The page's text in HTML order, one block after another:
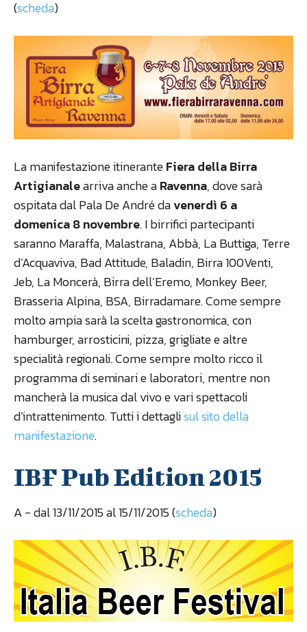
(scheda)
La manifestazione itineranteFiera della Birra
Artigianalearriva anche aRavenna, dove sarà
ospitata dal Pala De André davenerdì 6 a
domenica 8 novembre. I birrifici partecipanti
saranno Maraffa, Malastrana, Abbà, La Buttiga, Terre
d’Acquaviva, Bad Attitude, Baladin, Birra 100Venti,
Jeb, La Moncerà, Birra dell’Eremo, Monkey Beer,
Brasseria Alpina, BSA, Birradamare. Come sempre
molto ampia sarà la scelta gastronomica, con
hamburger, arrosticini, pizza, grigliate e altre
specialità regionali. Come sempre molto ricco il
programma di seminari e laboratori, mentre non
mancherà la musica dal vivo e vari spettacoli
d’intrattenimento. Tutti i dettaglisul sito della
manifestazione.
IBF Pub Edition 2015
A- dal 13/11/2015 al 15/11/2015 (scheda)